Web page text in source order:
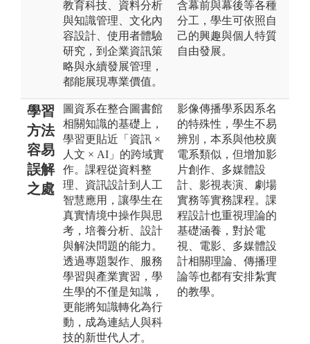
教育科技、資料分析
與知識管理、文化內
容設計、使用者體驗
研究，到企業資訊策
略與永續發展管理，
都能展現專業價值。
含幕前與幕後等各種
分工，學生可依照自
己的興趣與個人特質
自由發展。
學習
方法
容易
誤解
之處
圖資系在整合圖書館
相關知識的基礎上，
學習更貼近「資訊 ×
人文 × AI」的跨域實
作。課程從資料整
理、資訊設計到人工
智慧應用，讓學生在
真實情境中操作與思
考，培養分析、設計
與解決問題的能力。
透過專題製作、服務
學習與產業實習，學
生學的不僅是知識，
更能將知識轉化為行
動，成為連結人與科
技的新世代人才。
影像傳播學系因系名
的特殊性，學生不易
辨別，本系與他校廣
電系類似，但增加影
片創作、多媒體設
計、影視表演、劇場
實務等實務課程。課
程設計也重視理論的
基礎涵養，對於電
視、電影、多媒體設
計相關理論、傳播理
論等也都有安排紮實
的教學。